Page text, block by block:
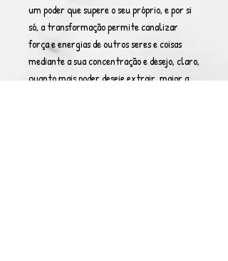
um poder que supere o seu próprio, e por si
só, a transformação permite canalizar
força e energias de outros seres e coisas
mediante a sua concentração e desejo, claro,
quanto mais poder deseje extrair, maior a